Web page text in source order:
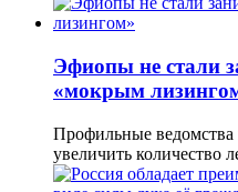
Эфиопы не стали
«мокрым
Профильные
увеличить количество